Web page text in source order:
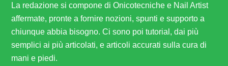
La redazione si compone di Onicotecniche e Nail Artist
affermate, pronte a fornire nozioni, spunti e supporto a
chiunque abbia bisogno. Ci sono poi tutorial, dai più
semplici ai più articolati, e articoli accurati sulla cura di
mani e piedi.